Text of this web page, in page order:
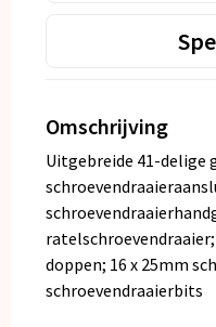
Omschrijving
Uitgebreide 41-delige
ratelschroevendraaier;
doppen; 16 x 25mm
schroevendraaierbits